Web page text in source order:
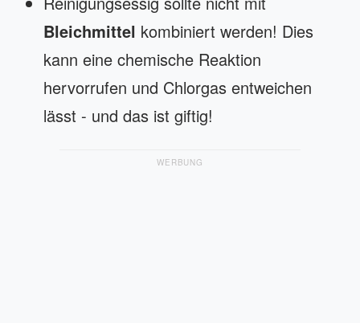
Bleichmittel kombiniert werden! Dies
kann eine chemische Reaktion
hervorrufen und Chlorgas entweichen
lässt - und das ist giftig!
WERBUNG